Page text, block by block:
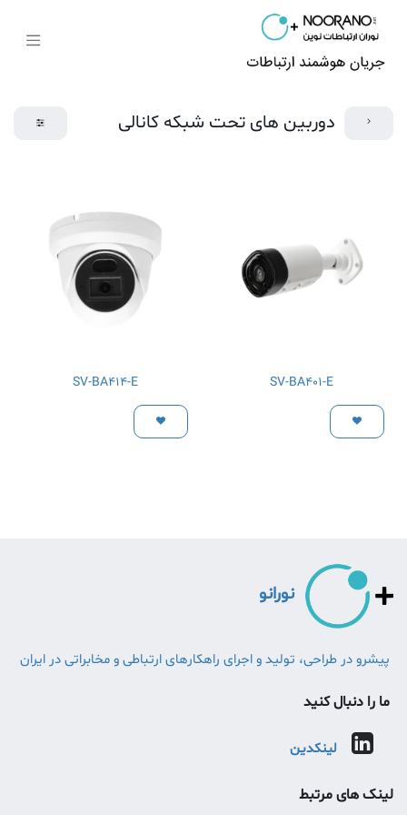
دوربین های تحت شبکه کانالی
SV-BA401-E
SV-BA414-E
نورانو
پیشرو در طراحی، تولید و اجرای راهکارهای ارتباطی و مخابراتی در ایران
ما را دنبال کنید
لینکدین
لینک های مرتبط